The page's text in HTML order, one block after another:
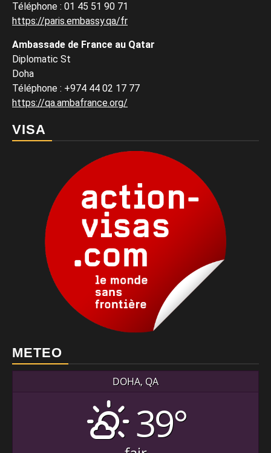
Téléphone : 01 45 51 90 71
https://paris.embassy.qa/fr
Ambassade de France au Qatar
Diplomatic St
Doha
Téléphone : +974 44 02 17 77
https://qa.ambafrance.org/
VISA
METEO
DOHA, QA
39°